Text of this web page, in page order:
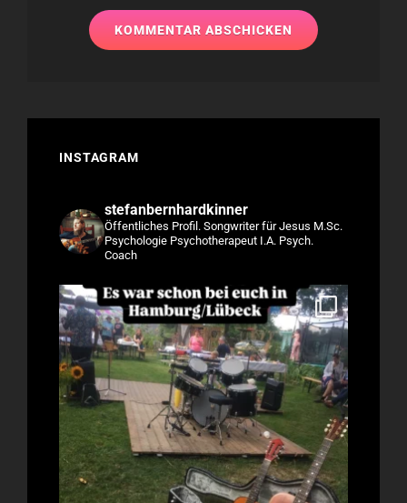
INSTAGRAM
stefanbernhardkinner
Öffentliches Profil. Songwriter für Jesus M.Sc.
Psychologie Psychotherapeut I.A. Psych.
Coach